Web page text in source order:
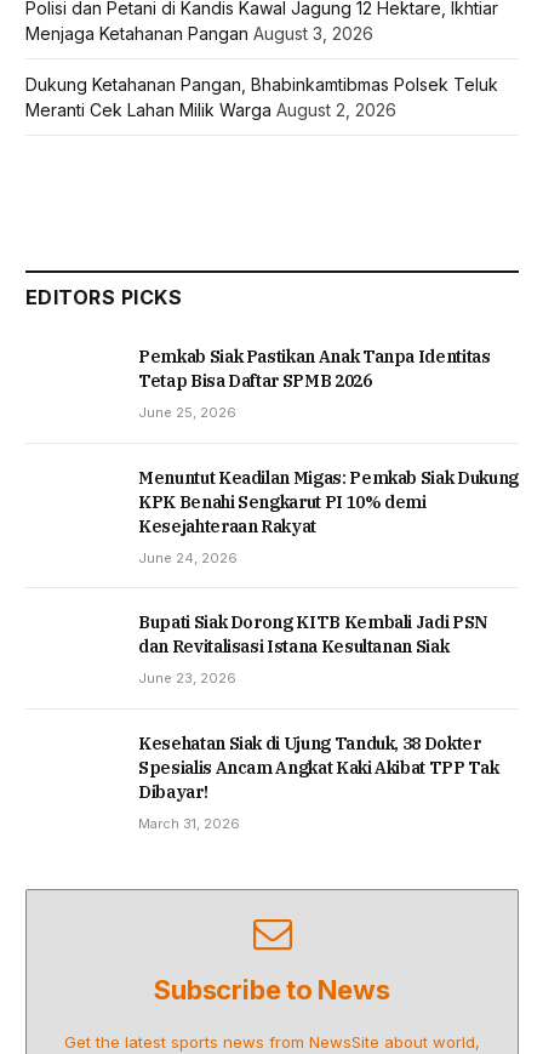
Polisi dan Petani di Kandis Kawal Jagung 12 Hektare, Ikhtiar
Menjaga Ketahanan Pangan August 3, 2026
Dukung Ketahanan Pangan, Bhabinkamtibmas Polsek Teluk
Meranti Cek Lahan Milik Warga August 2, 2026
EDITORS PICKS
Pemkab Siak Pastikan Anak Tanpa Identitas
Tetap Bisa Daftar SPMB 2026
June 25, 2026
Menuntut Keadilan Migas: Pemkab Siak Dukung
KPK Benahi Sengkarut PI 10% demi
Kesejahteraan Rakyat
June 24, 2026
Bupati Siak Dorong KITB Kembali Jadi PSN
dan Revitalisasi Istana Kesultanan Siak
June 23, 2026
Kesehatan Siak di Ujung Tanduk, 38 Dokter
Spesialis Ancam Angkat Kaki Akibat TPP Tak
Dibayar!
March 31, 2026
Subscribe to News
Get the latest sports news from NewsSite about world,